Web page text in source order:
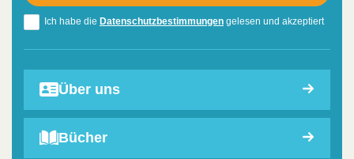
Ich habe die Datenschutzbestimmungen gelesen und akzeptiert
Über uns
Bücher